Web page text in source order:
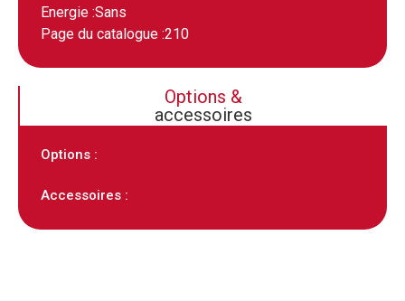
Energie :Sans
Page du catalogue :210
Options &
accessoires
Options :
Accessoires :